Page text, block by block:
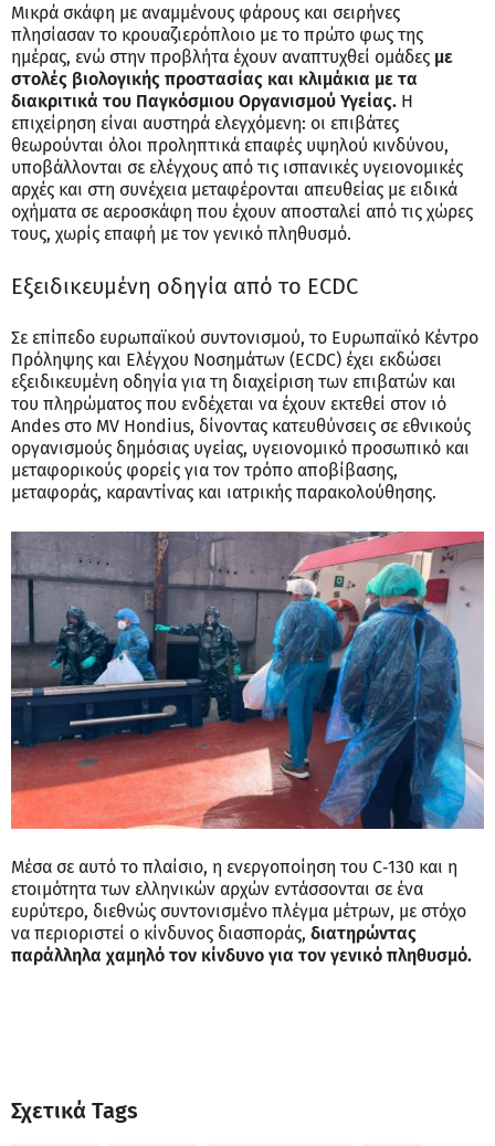
Μικρά σκάφη με αναμμένους φάρους και σειρήνες
πλησίασαν το κρουαζιερόπλοιο με το πρώτο φως της
ημέρας, ενώ στην προβλήτα έχουν αναπτυχθεί ομάδες με
στολές βιολογικής προστασίας και κλιμάκια με τα
διακριτικά του Παγκόσμιου Οργανισμού Υγείας. Η
επιχείρηση είναι αυστηρά ελεγχόμενη: οι επιβάτες
θεωρούνται όλοι προληπτικά επαφές υψηλού κινδύνου,
υποβάλλονται σε ελέγχους από τις ισπανικές υγειονομικές
αρχές και στη συνέχεια μεταφέρονται απευθείας με ειδικά
οχήματα σε αεροσκάφη που έχουν αποσταλεί από τις χώρες
τους, χωρίς επαφή με τον γενικό πληθυσμό.
Εξειδικευμένη οδηγία από το ECDC
Σε επίπεδο ευρωπαϊκού συντονισμού, το Ευρωπαϊκό Κέντρο
Πρόληψης και Ελέγχου Νοσημάτων (ECDC) έχει εκδώσει
εξειδικευμένη οδηγία για τη διαχείριση των επιβατών και
του πληρώματος που ενδέχεται να έχουν εκτεθεί στον ιό
Andes στο MV Hondius, δίνοντας κατευθύνσεις σε εθνικούς
οργανισμούς δημόσιας υγείας, υγειονομικό προσωπικό και
μεταφορικούς φορείς για τον τρόπο αποβίβασης,
μεταφοράς, καραντίνας και ιατρικής παρακολούθησης.
Μέσα σε αυτό το πλαίσιο, η ενεργοποίηση του C‑130 και η
ετοιμότητα των ελληνικών αρχών εντάσσονται σε ένα
ευρύτερο, διεθνώς συντονισμένο πλέγμα μέτρων, με στόχο
να περιοριστεί ο κίνδυνος διασποράς, διατηρώντας
παράλληλα χαμηλό τον κίνδυνο για τον γενικό πληθυσμό.
Σχετικά Tags